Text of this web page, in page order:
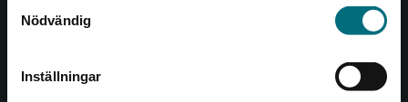
Nödvändig
Inställningar
Sverige. För att kunna slutföra ett köp måste
Besöksadress:
Åkergränden 1